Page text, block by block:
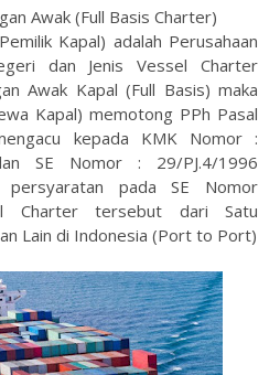
Awak (Full Basis Charter)
Kapal) adalah Perusahaan
dan Jenis Vessel Charter
Awak Kapal (Full Basis) maka
Kapal) memotong PPh Pasal
kepada KMK Nomor :
SE Nomor : 29/PJ.4/1996
persyaratan pada SE Nomor
Charter tersebut dari Satu
Lain di Indonesia (Port to Port)